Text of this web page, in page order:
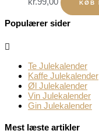
KØB
Populærer sider
Te Julekalender
Kaffe Julekalender
Øl Julekalender
Vin Julekalender
Gin Julekalender
Mest læste artikler